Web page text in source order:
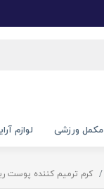
مکمل ورزشی لوازم
کرم ترمیم کننده پوست